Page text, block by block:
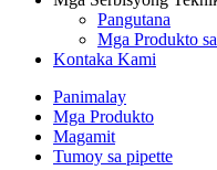
Pangutana
Mga Produkto
Kontaka Kami
Panimalay
Mga Produkto
Magamit
Tumoy sa pipette